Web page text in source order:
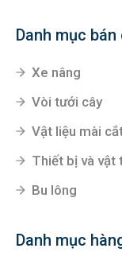
Danh mục bán
Xe nâng
Vòi tưới cây
Vật liệu mài
Thiết bị và vật
Bu lông
Danh mục